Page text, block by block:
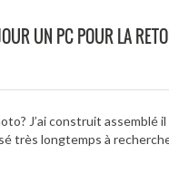
UN PC POUR LA
J’ai construit assemblé
très longtemps à